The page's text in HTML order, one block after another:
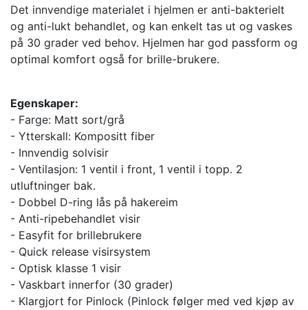
Det innvendige materialet i hjelmen er anti-bakterielt
og anti-lukt behandlet, og kan enkelt tas ut og vaskes
på 30 grader ved behov. Hjelmen har god passform og
optimal komfort også for brille-brukere.
Egenskaper:
- Farge: Matt sort/grå
- Ytterskall: Kompositt fiber
- Innvendig solvisir
- Ventilasjon: 1 ventil i front, 1 ventil i topp. 2
utluftninger bak.
- Dobbel D-ring lås på hakereim
- Anti-ripebehandlet visir
- Easyfit for brillebrukere
- Quick release visirsystem
- Optisk klasse 1 visir
- Vaskbart innerfor (30 grader)
- Klargjort for Pinlock (Pinlock følger med ved kjøp av